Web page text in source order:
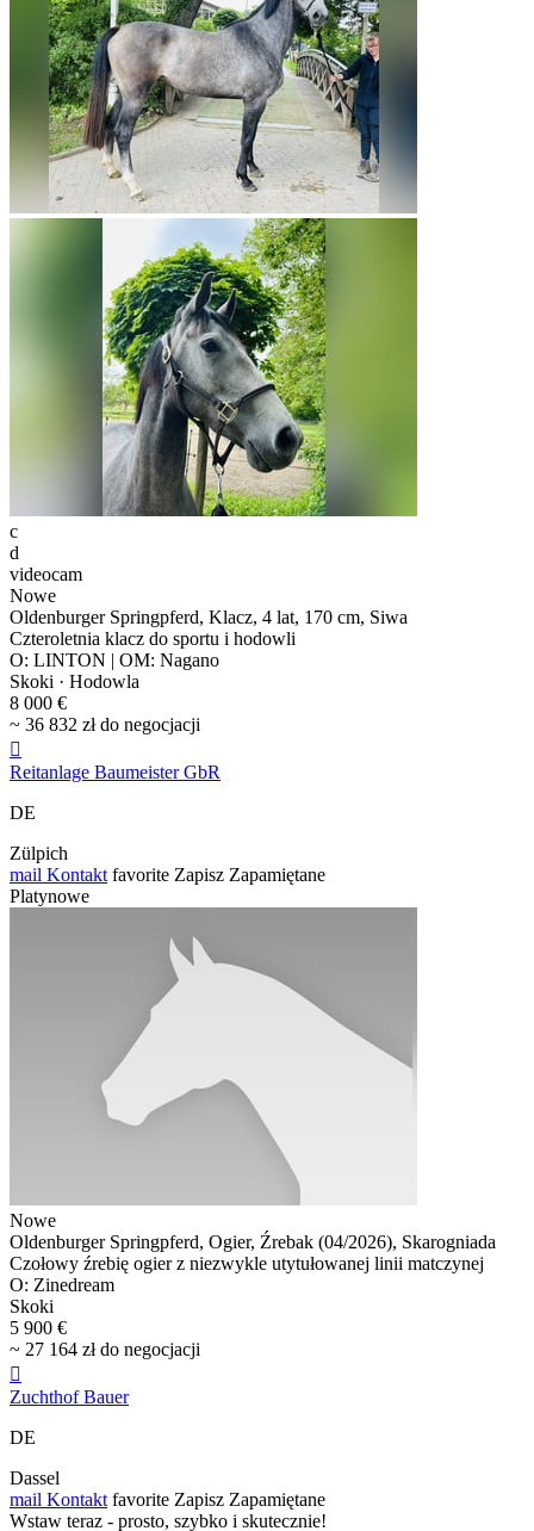
c
d
videocam
Nowe
Oldenburger Springpferd, Klacz, 4 lat, 170 cm, Siwa
Czteroletnia klacz do sportu i hodowli
O: LINTON | OM: Nagano
Skoki · Hodowla
8 000 €
~ 36 832 zł do negocjacji

Reitanlage Baumeister GbR
DE
Zülpich
mail Kontakt favorite Zapisz Zapamiętane
Platynowe
Nowe
Oldenburger Springpferd, Ogier, Źrebak (04/2026), Skarogniada
Czołowy źrebię ogier z niezwykle utytułowanej linii matczynej
O: Zinedream
Skoki
5 900 €
~ 27 164 zł do negocjacji

Zuchthof Bauer
DE
Dassel
mail Kontakt favorite Zapisz Zapamiętane
Wstaw teraz - prosto, szybko i skutecznie!